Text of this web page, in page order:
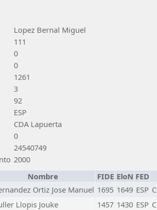
Lopez Bernal Miguel
111
0
0
1261
3
92
ESP
CDA Lapuerta
0
24540749
2000
Nombre FIDE EloN FED
Ortiz Jose Manuel 1695 1649 ESP
Llopis Jouke 1457 1430 ESP